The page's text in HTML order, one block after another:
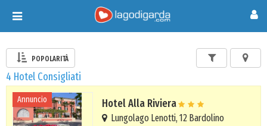
Toggle
navigation
POPOLARITÀ
4 Hotel Consigliati
Annuncio Hotel Alla Riviera
Lungolago Lenotti, 12 Bardolino